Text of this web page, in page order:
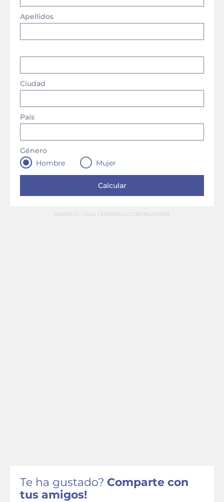
Apellidos
País
Ciudad
Género
Hombre
Mujer
ANUNCIO - SIGA LEYENDO A CONTINUACIÓN
Te ha gustado? Comparte con
tus amigos!